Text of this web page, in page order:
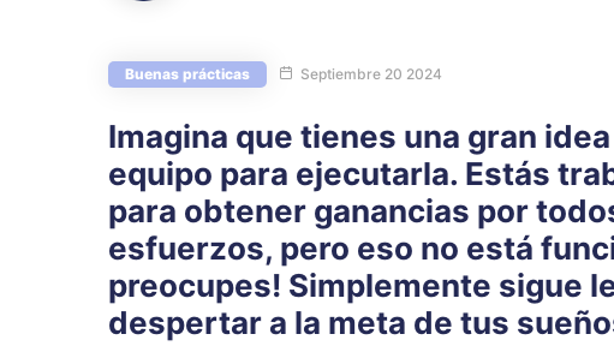
Buenas prácticas Septiembre 20 2024
Imagina que tienes una gran
equipo para ejecutarla. Estás
para obtener ganancias por
esfuerzos, pero eso no está
preocupes! Simplemente sigue
despertar a la meta de tus